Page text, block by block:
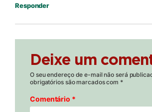
Responder
Deixe um
O seu endereço de e-mail não será
obrigatórios são marcados com *
Comentário *